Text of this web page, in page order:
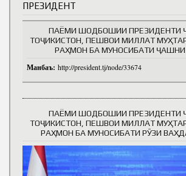
ПРЕЗИДЕНТ
ПАЁМИ ШОДБОШИИ ПРЕЗИДЕНТИ
ТОҶИКИСТОН, ПЕШВОИ МИЛЛАТ
РАҲМОН БА МУНОСИБАТИ ҶАШНИ
Манбаъ: http://president.tj/node/33674
ПАЁМИ ШОДБОШИИ ПРЕЗИДЕНТИ
ТОҶИКИСТОН, ПЕШВОИ МИЛЛАТ
РАҲМОН БА МУНОСИБАТИ РӮЗИ